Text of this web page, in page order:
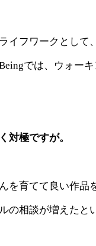
フワークとして
では、ウォー
極ですが。
を育てて良い作品
の相談が増えたと